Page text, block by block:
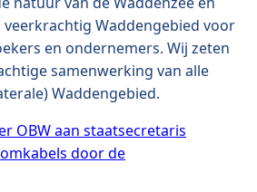
veerkrachtig Waddengebied voor
en ondernemers. Wij zeten
samenwerking van alle
Waddengebied.
OBW aan staatsecretaris
door de